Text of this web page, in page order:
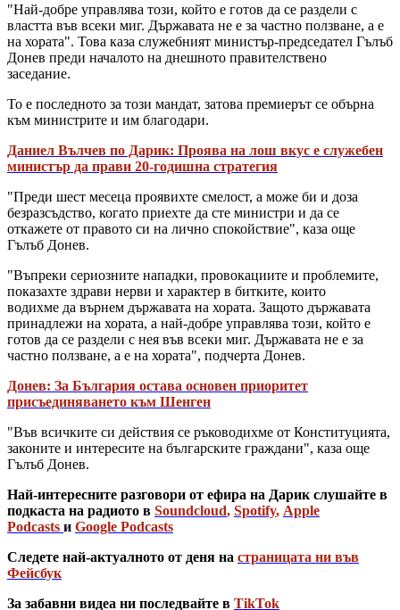
"Най-добре управлява този, който е готов да се раздели с
властта във всеки миг. Държавата не е за частно ползване, а е
на хората". Това каза служебният министър-председател Гълъб
Донев преди началото на днешното правителствено
заседание.
То е последното за този мандат, затова премиерът се обърна
към министрите и им благодари.
Даниел Вълчев по Дарик: Проява на лош вкус е служебен
министър да прави 20-годишна стратегия
"Преди шест месеца проявихте смелост, а може би и доза
безразсъдство, когато приехте да сте министри и да се
откажете от правото си на лично спокойствие", каза още
Гълъб Донев.
"Въпреки сериозните нападки, провокациите и проблемите,
показахте здрави нерви и характер в битките, които
водихме да върнем държавата на хората. Защото държавата
принадлежи на хората, а най-добре управлява този, който е
готов да се раздели с нея във всеки миг. Държавата не е за
частно ползване, а е на хората", подчерта Донев.
Донев: За България остава основен приоритет
присъединяването към Шенген
"Във всичките си действия се ръководихме от Конституцията,
законите и интересите на българските граждани", каза още
Гълъб Донев.
Най-интересните разговори от ефира на Дарик слушайте в
подкаста на радиото в Soundcloud, Spotify, Apple
Podcasts и Google Podcasts
Следете най-актуалното от деня на страницата ни във
Фейсбук
За забавни видеа ни последвайте в TikTok